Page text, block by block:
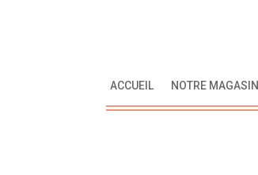
ACCUEIL NOTRE MAGASIN